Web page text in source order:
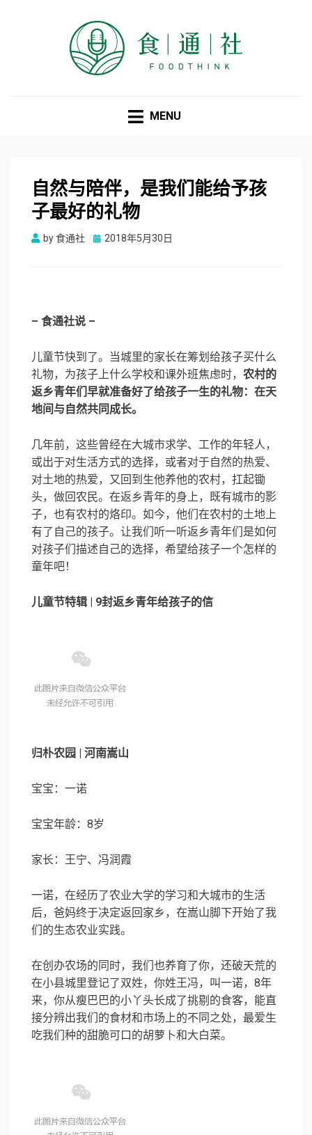
MENU
自然与陪伴，是我们能给予孩
子最好的礼物
by食通社
Posted
2018年5月30日
– 食通社说 –
儿童节快到了。当城里的家长在筹划给孩子买什么
礼物，为孩子上什么学校和课外班焦虑时， 农村的
返乡青年们早就准备好了给孩子一生的礼物：在天
地间与自然共同成长。
几年前，这些曾经在大城市求学、工作的年轻人，
或出于对生活方式的选择，或者对于自然的热爱、
对土地的热爱，又回到生他养他的农村，扛起锄
头，做回农民。在返乡青年的身上，既有城市的影
子，也有农村的烙印。如今，他们在农村的土地上
有了自己的孩子。让我们听一听返乡青年们是如何
对孩子们描述自己的选择，希望给孩子一个怎样的
童年吧！
儿童节特辑 | 9封返乡青年给孩子的信
归朴农园 | 河南嵩山
宝宝：一诺
宝宝年龄：8岁
家长：王宁、冯润霞
一诺，在经历了农业大学的学习和大城市的生活
后，爸妈终于决定返回家乡，在嵩山脚下开始了我
们的生态农业实践。
在创办农场的同时，我们也养育了你，还破天荒的
在小县城里登记了双姓，你姓王冯，叫一诺，8年
来，你从瘦巴巴的小丫头长成了挑剔的食客，能直
接分辨出我们的食材和市场上的不同之处，最爱生
吃我们种的甜脆可口的胡萝卜和大白菜。